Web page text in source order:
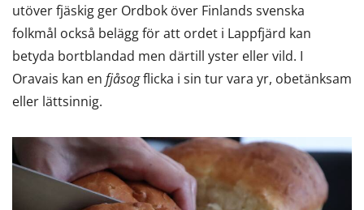
utöver fjäskig ger Ordbok över Finlands svenska
folkmål också belägg för att ordet i Lappfjärd kan
betyda bortblandad men därtill yster eller vild. I
Oravais kan en fjåsogflicka i sin tur vara yr, obetänksam
eller lättsinnig.